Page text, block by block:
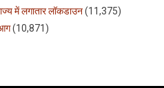
में लगातार लॉकडाउन(11,375)
(10,871)